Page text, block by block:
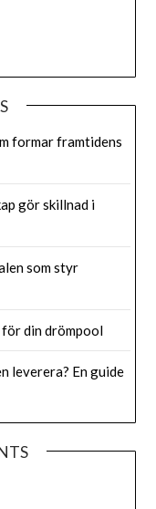
formar framtidens
gör skillnad i
som styr
din drömpool
leverera? En guide